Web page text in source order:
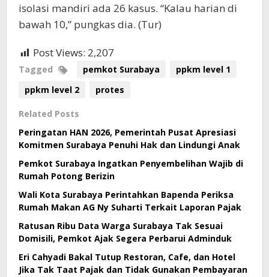
isolasi mandiri ada 26 kasus. “Kalau harian di
bawah 10,” pungkas dia. (Tur)
Post Views: 2,207
Tagged pemkot Surabaya
ppkm level 1
ppkm level 2
protes
Related Posts
Peringatan HAN 2026, Pemerintah Pusat Apresiasi
Komitmen Surabaya Penuhi Hak dan Lindungi Anak
Pemkot Surabaya Ingatkan Penyembelihan Wajib di
Rumah Potong Berizin
Wali Kota Surabaya Perintahkan Bapenda Periksa
Rumah Makan AG Ny Suharti Terkait Laporan Pajak
Ratusan Ribu Data Warga Surabaya Tak Sesuai
Domisili, Pemkot Ajak Segera Perbarui Adminduk
Eri Cahyadi Bakal Tutup Restoran, Cafe, dan Hotel
Jika Tak Taat Pajak dan Tidak Gunakan Pembayaran